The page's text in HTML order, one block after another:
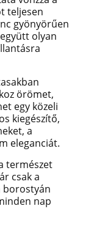
teljesen
gyönyörűen
olyan
örömet,
egy közeli
kiegészítő,
a
eleganciát.
természet
csak a
borostyán
nap